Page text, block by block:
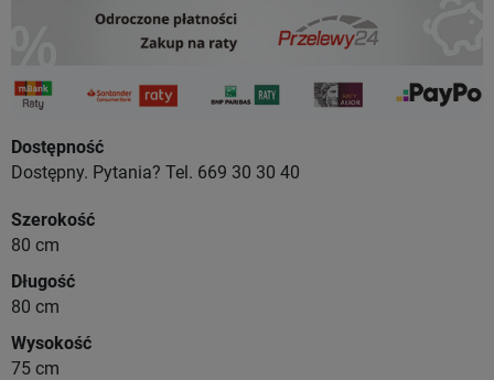
Dostępność
Dostępny. Pytania? Tel. 669 30 30 40
Szerokość
80 cm
Długość
80 cm
Wysokość
75 cm